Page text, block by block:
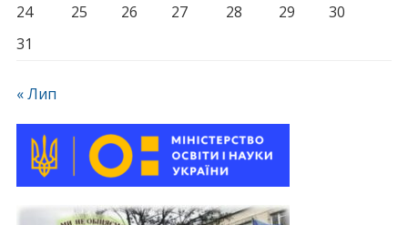
24
25 26 27 28 29
30
31
« Лип